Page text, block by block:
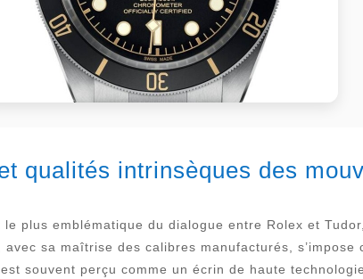
qualités intrinsèques des
plus emblématique du dialogue entre Rolex et
sa maîtrise des calibres manufacturés,
souvent perçu comme un écrin de haute